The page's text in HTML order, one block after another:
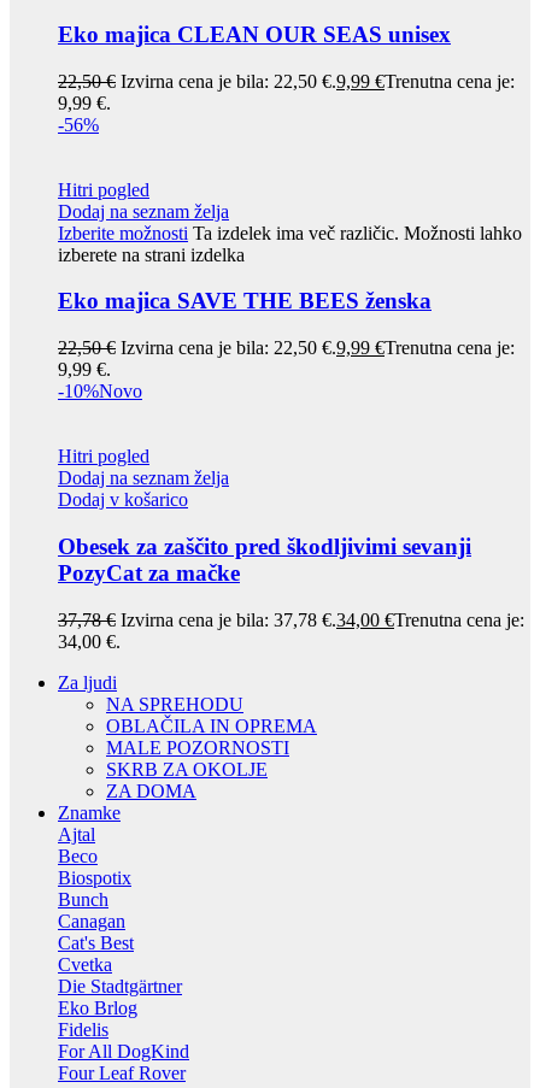
Eko majica CLEAN OUR SEAS unisex
22,50€ Izvirna cena je bila: 22,50 €.9,99 €Trenutna cena je:
9,99 €.
-56%
Hitri pogled
Dodaj na seznam želja
Izberite možnosti Ta izdelek ima več različic. Možnosti lahko
izberete na strani izdelka
Eko majica SAVE THE BEES ženska
22,50€ Izvirna cena je bila: 22,50 €.9,99 €Trenutna cena je:
9,99 €.
-10%Novo
Hitri pogled
Dodaj na seznam želja
Dodaj v košarico
Obesek za zaščito pred škodljivimi sevanji
PozyCat za mačke
37,78€ Izvirna cena je bila: 37,78 €.34,00 €Trenutna cena je:
34,00 €.
Za ljudi
NA SPREHODU
OBLAČILA IN OPREMA
MALE POZORNOSTI
SKRB ZA OKOLJE
ZA DOMA
Znamke
Ajtal
Beco
Biospotix
Bunch
Canagan
Cat's Best
Cvetka
Die Stadtgärtner
Eko Brlog
Fidelis
For All DogKind
Four Leaf Rover